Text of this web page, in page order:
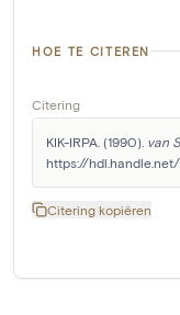
HOE TE CITEREN
Citering
KIK-IRPA. (1990). van
https://
Citering kopiëren